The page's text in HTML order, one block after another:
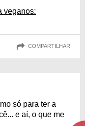
veganos:
COMPARTILHAR
só para ter a
e aí, o que me